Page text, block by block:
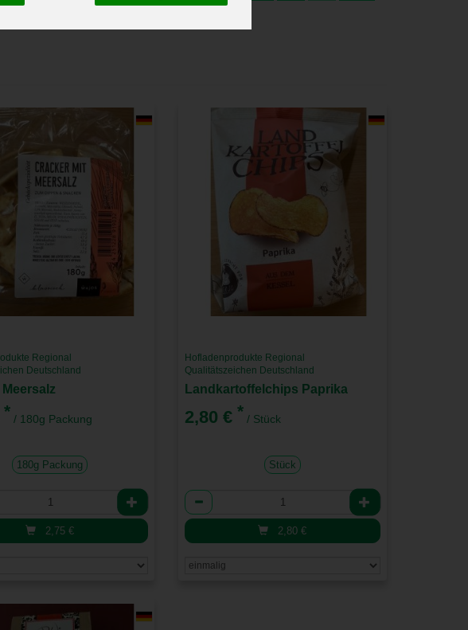
Regional
Deutschland
* / 180g Packung
180g Packung
2,75 €
Hofladenprodukte Regional
Qualitätszeichen Deutschland
Landkartoffelchips Paprika
2,80 €* / Stück
Stück
Anzahl
2,80€